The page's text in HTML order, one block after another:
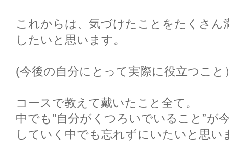
これからは、気づけたことをたくさん
したいと思います。
(今後の自分にとって実際に役立つこと
コースで教えて戴いたこと全て。
中でも"自分がくつろいでいること”が
していく中でも忘れずにいたいと思い